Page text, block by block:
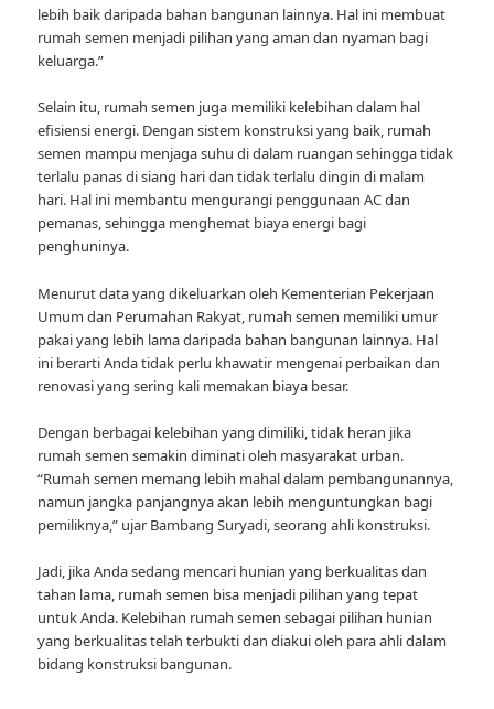
lebih baik daripada bahan bangunan lainnya. Hal ini membuat
rumah semen menjadi pilihan yang aman dan nyaman bagi
keluarga.”
Selain itu, rumah semen juga memiliki kelebihan dalam hal
efisiensi energi. Dengan sistem konstruksi yang baik, rumah
semen mampu menjaga suhu di dalam ruangan sehingga tidak
terlalu panas di siang hari dan tidak terlalu dingin di malam
hari. Hal ini membantu mengurangi penggunaan AC dan
pemanas, sehingga menghemat biaya energi bagi
penghuninya.
Menurut data yang dikeluarkan oleh Kementerian Pekerjaan
Umum dan Perumahan Rakyat, rumah semen memiliki umur
pakai yang lebih lama daripada bahan bangunan lainnya. Hal
ini berarti Anda tidak perlu khawatir mengenai perbaikan dan
renovasi yang sering kali memakan biaya besar.
Dengan berbagai kelebihan yang dimiliki, tidak heran jika
rumah semen semakin diminati oleh masyarakat urban.
“Rumah semen memang lebih mahal dalam pembangunannya,
namun jangka panjangnya akan lebih menguntungkan bagi
pemiliknya,” ujar Bambang Suryadi, seorang ahli konstruksi.
Jadi, jika Anda sedang mencari hunian yang berkualitas dan
tahan lama, rumah semen bisa menjadi pilihan yang tepat
untuk Anda. Kelebihan rumah semen sebagai pilihan hunian
yang berkualitas telah terbukti dan diakui oleh para ahli dalam
bidang konstruksi bangunan.